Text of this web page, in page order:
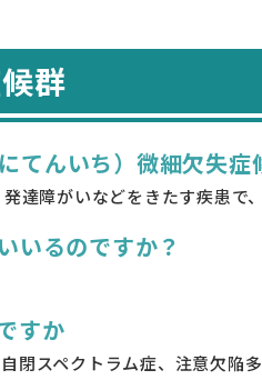
群
んいち）微細欠失症
達障がいなどをきたす疾患で
いるのですか？
すか
スペクトラム症、注意欠陥